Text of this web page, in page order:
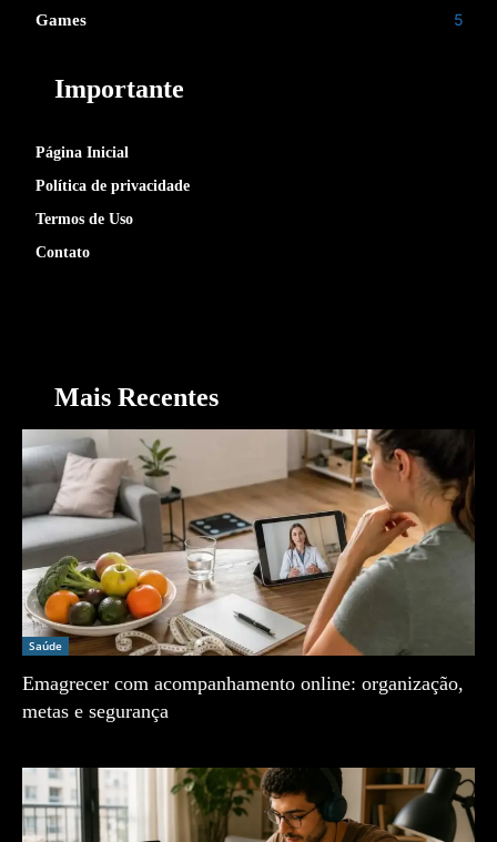
Games 5
Importante
Página Inicial
Política de privacidade
Termos de Uso
Contato
Mais Recentes
Saúde
Emagrecer com acompanhamento online: organização,
metas e segurança